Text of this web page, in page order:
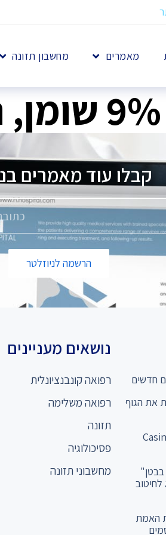
מאמרים מחשבון תזונה
קבלו עוד מאמרים
הרשמה לניוזלטר
את הגוף
בבטן"
האמת
נושאים מעניינים
רפואה קונבנציונלית
רפואה משלימה
תזונה
פסיכולוגיה
מחשבוני תזונה